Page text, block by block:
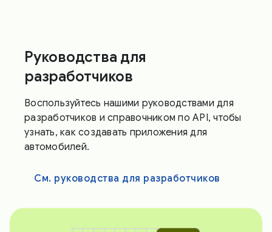
Руководства для
разработчиков
Воспользуйтесь нашими руководствами для
разработчиков и справочником по API, чтобы
узнать, как создавать приложения для
автомобилей.
См. руководства для разработчиков